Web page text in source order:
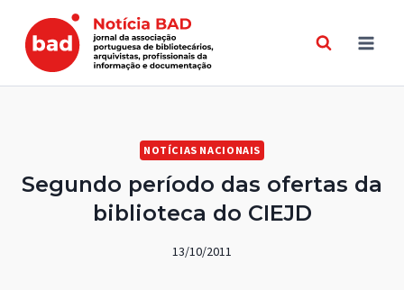
content
NOTÍCIAS NACIONAIS
Segundo período das ofertas da
biblioteca do CIEJD
13/10/2011